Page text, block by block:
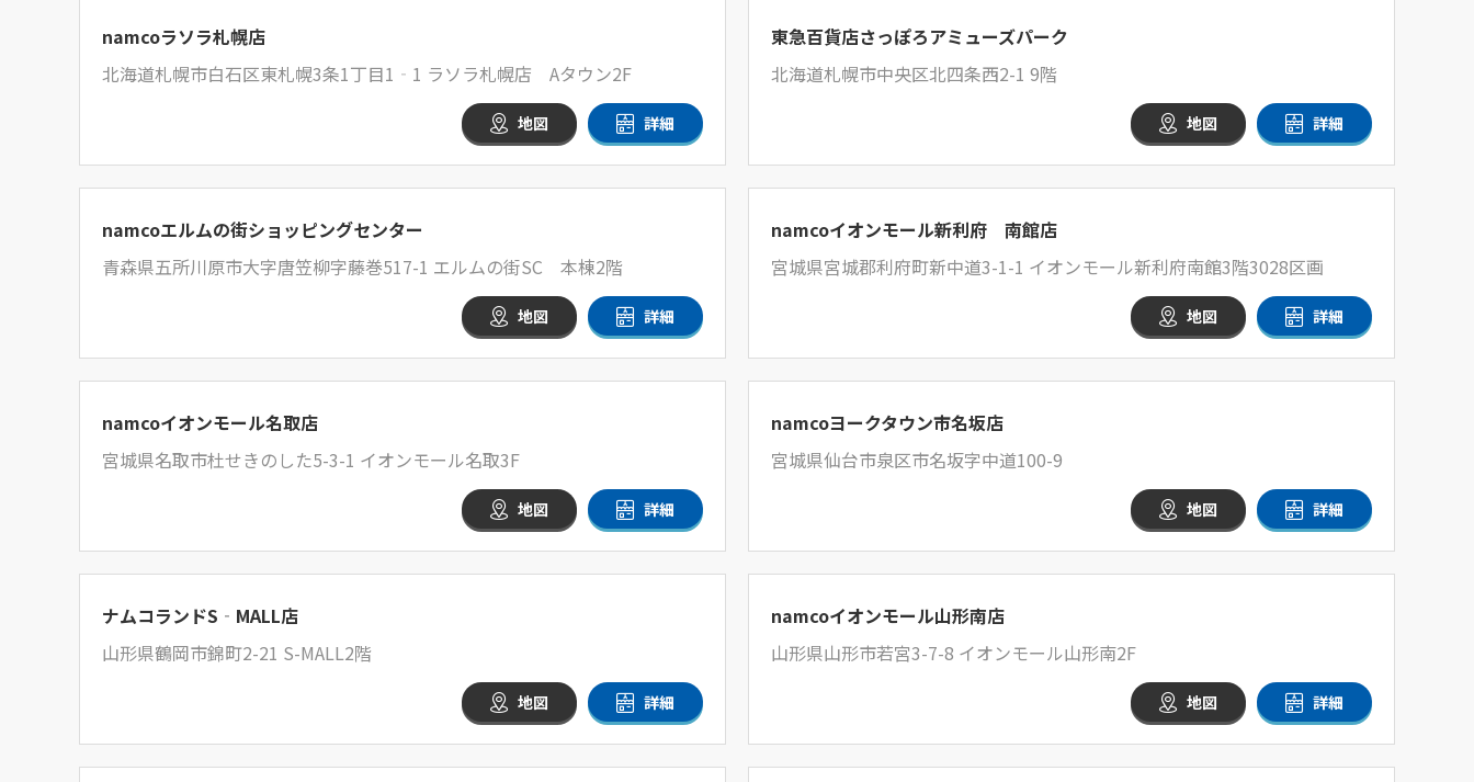
namcoラソラ札幌店
北海道札幌市白石区東札幌3条1丁目1‐1 ラソラ札幌店 Aタウン2F
地図 詳細
東急百貨店さっぽろアミューズパーク
北海道札幌市中央区北四条西2-1 9階
地図 詳細
namcoエルムの街ショッピングセンター
青森県五所川原市大字唐笠柳字藤巻517-1 エルムの街SC 本棟2階
地図 詳細
namcoイオンモール新利府 南館店
宮城県宮城郡利府町新中道3-1-1 イオンモール新利府南館3階3028区画
地図 詳細
namcoイオンモール名取店
宮城県名取市杜せきのした5-3-1 イオンモール名取3F
地図 詳細
namcoヨークタウン市名坂店
宮城県仙台市泉区市名坂字中道100-9
地図 詳細
ナムコランドS‐MALL店
山形県鶴岡市錦町2-21 S-MALL2階
地図 詳細
namcoイオンモール山形南店
山形県山形市若宮3-7-8 イオンモール山形南2F
地図 詳細